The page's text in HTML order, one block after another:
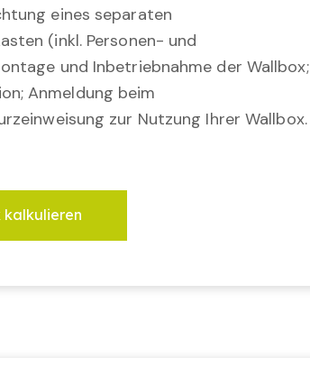
eines separaten
(inkl. Personen- und
und Inbetriebnahme der Wallbox;
Anmeldung beim
zur Nutzung Ihrer Wallbox.